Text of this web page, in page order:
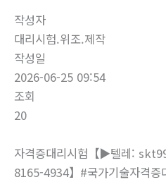
작성자
대리시험.위조.제작
작성일
2026-06-25 09:54
조회
20
자격증대리시험【▶텔레:
8165-4934】#국가기술자격증